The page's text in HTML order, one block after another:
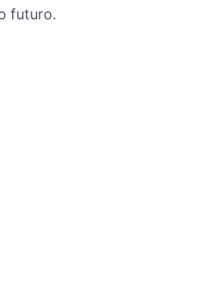
futuro.